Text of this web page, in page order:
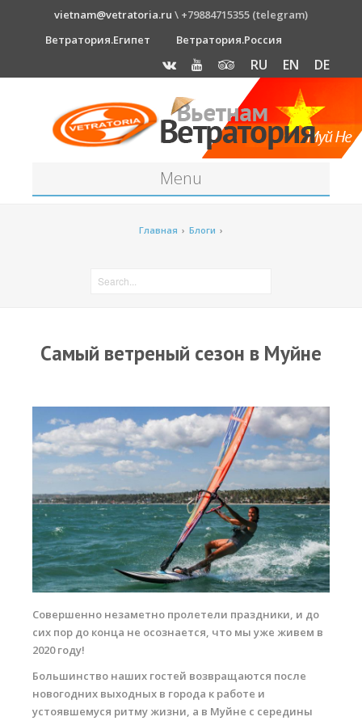
vietnam@vetratoria.ru \ +79884715355 (telegram)
Ветратория.Египет
Ветратория.Россия
RU EN DE
Menu
Новости
Медиа
Фото
Видео
Места катания
Наши станции
Ветратория.Дахаб
Ветратория.Вьетнам
Цены
Главная › Блоги ›
Самый ветреный сезон в Муйне
Совершенно незаметно пролетели праздники, и до
сих пор до конца не осознается, что мы уже живем в
2020 году!
Большинство наших гостей возвращаются после
новогодних выходных в города к работе и
устоявшемуся ритму жизни, а в Муйне с середины